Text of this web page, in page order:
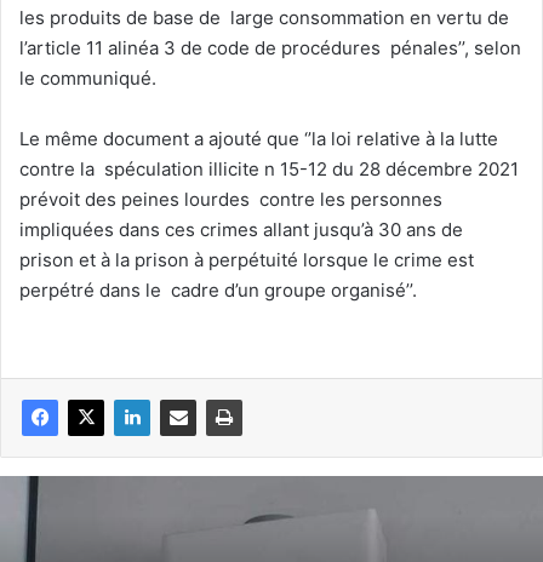
les produits de base de large consommation en vertu de
l’article 11 alinéa 3 de code de procédures pénales’’, selon
le communiqué.
Le même document a ajouté que ‘’la loi relative à la lutte
contre la spéculation illicite n 15-12 du 28 décembre 2021
prévoit des peines lourdes contre les personnes
impliquées dans ces crimes allant jusqu’à 30 ans de
prison et à la prison à perpétuité lorsque le crime est
perpétré dans le cadre d’un groupe organisé’’.